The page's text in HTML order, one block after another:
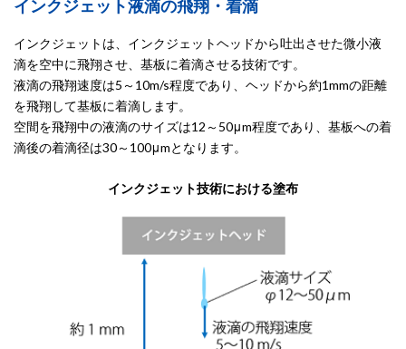
インクジェット液滴の飛翔・着滴
インクジェットは、インクジェットヘッドから吐出させた微小液
滴を空中に飛翔させ、基板に着滴させる技術です。
液滴の飛翔速度は5～10m/s程度であり、ヘッドから約1mmの距離
を飛翔して基板に着滴します。
空間を飛翔中の液滴のサイズは12～50μm程度であり、基板への着
滴後の着滴径は30～100μmとなります。
インクジェット技術における塗布